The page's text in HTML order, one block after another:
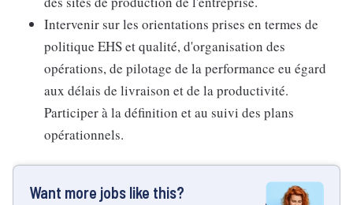
Intervenir sur les orientations prises en termes de
politique EHS et qualité, d'organisation des
opérations, de pilotage de la performance eu égard
aux délais de livraison et de la productivité.
Participer à la définition et au suivi des plans
opérationnels.
Want more jobs like this?